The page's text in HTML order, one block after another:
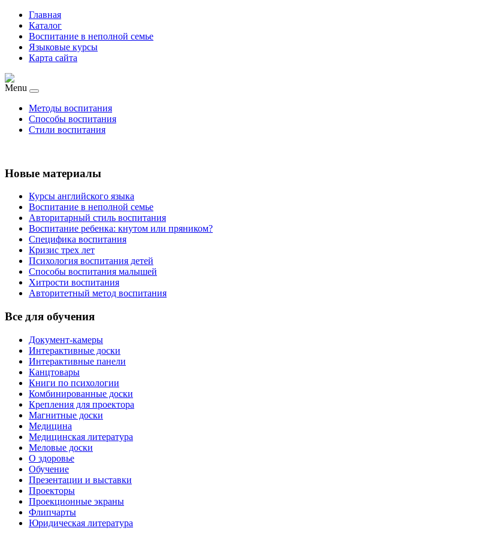
Главная
Каталог
Воспитание в неполной семье
Языковые курсы
Карта сайта
Menu
Методы воспитания
Способы воспитания
Стили воспитания
Новые материалы
Курсы английского языка
Воспитание в неполной семье
Авторитарный стиль воспитания
Воспитание ребенка: кнутом или пряником?
Специфика воспитания
Кризис трех лет
Психология воспитания детей
Способы воспитания малышей
Хитрости воспитания
Авторитетный метод воспитания
Все для обучения
Документ-камеры
Интерактивные доски
Интерактивные панели
Канцтовары
Книги по психологии
Комбинированные доски
Крепления для проектора
Магнитные доски
Медицина
Медицинская литература
Меловые доски
О здоровье
Обучение
Презентации и выставки
Проекторы
Проекционные экраны
Флипчарты
Юридическая литература